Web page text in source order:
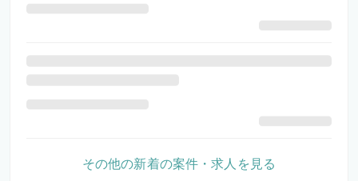
その他の新着の案件・求人を見る